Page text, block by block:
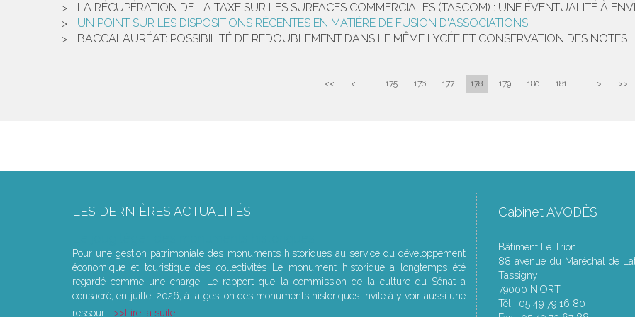
LA RÉCUPÉRATION DE LA TAXE SUR LES SURFACES COMMERCIALES (TASCOM) : UNE ÉVENTUALITÉ À
UN POINT SUR LES DISPOSITIONS RÉCENTES EN MATIÈRE DE FUSION D'ASSOCIATIONS
BACCALAURÉAT: POSSIBILITÉ DE REDOUBLEMENT DANS LE MÊME LYCÉE ET CONSERVATION DES NOTES
<< < ... 175 176 177 178 179 180 181 ... > >>
LES DERNIÈRES ACTUALITÉS
Pour une gestion patrimoniale des monuments historiques au service du développement
économique et touristique des collectivités Le monument historique a longtemps été
regardé comme une charge. Le rapport que la commission de la culture du Sénat a
consacré, en juillet 2026, à la gestion des monuments historiques invite à y voir aussi une
ressour...
Lire la suite
Cabinet AVODÈS
Bâtiment Le Trion
88 avenue du Maréchal de
Tassigny
79000 NIORT
Tél : 05 49 79 16 80